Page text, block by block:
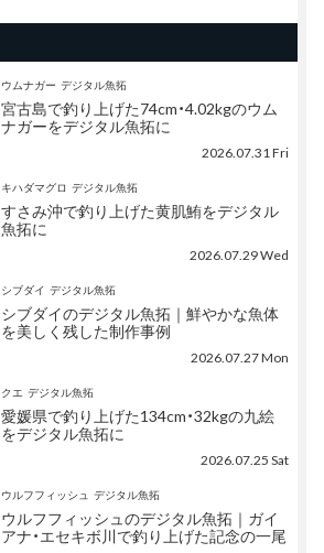
ウムナガー デジタル魚拓
宮古島で釣り上げた74cm・4.02kgのウム
ナガーをデジタル魚拓に
2026.07.31 Fri
キハダマグロ デジタル魚拓
すさみ沖で釣り上げた黄肌鮪をデジタル
魚拓に
2026.07.29 Wed
シブダイ デジタル魚拓
シブダイのデジタル魚拓｜鮮やかな魚体
を美しく残した制作事例
2026.07.27 Mon
クエ デジタル魚拓
愛媛県で釣り上げた134cm・32kgの九絵
をデジタル魚拓に
2026.07.25 Sat
ウルフフィッシュ デジタル魚拓
ウルフフィッシュのデジタル魚拓｜ガイ
アナ・エセキボ川で釣り上げた記念の一尾